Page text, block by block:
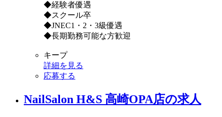
◆経験者優遇
◆スクール卒
◆JNEC1・2・3級優遇
◆長期勤務可能な方歓迎
キープ
詳細を見る
応募する
NailSalon H&S 高崎OPA店の求人